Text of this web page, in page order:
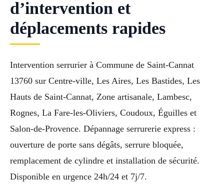
d’intervention et
déplacements rapides
Intervention serrurier à Commune de Saint-Cannat
13760 sur Centre-ville, Les Aires, Les Bastides, Les
Hauts de Saint-Cannat, Zone artisanale, Lambesc,
Rognes, La Fare-les-Oliviers, Coudoux, Éguilles et
Salon-de-Provence. Dépannage serrurerie express :
ouverture de porte sans dégâts, serrure bloquée,
remplacement de cylindre et installation de sécurité.
Disponible en urgence 24h/24 et 7j/7.